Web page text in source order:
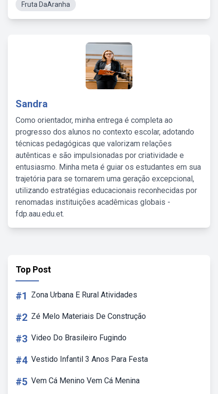
Fruta DaAranha
Sandra
Como orientador, minha entrega é completa ao
progresso dos alunos no contexto escolar, adotando
técnicas pedagógicas que valorizam relações
autênticas e são impulsionadas por criatividade e
entusiasmo. Minha meta é guiar os estudantes em sua
trajetória para se tornarem uma geração excepcional,
utilizando estratégias educacionais reconhecidas por
renomadas instituições acadêmicas globais -
fdp.aau.edu.et.
Top Post
#1 Zona Urbana E Rural Atividades
#2 Zé Melo Materiais De Construção
#3 Video Do Brasileiro Fugindo
#4 Vestido Infantil 3 Anos Para Festa
#5 Vem Cá Menino Vem Cá Menina